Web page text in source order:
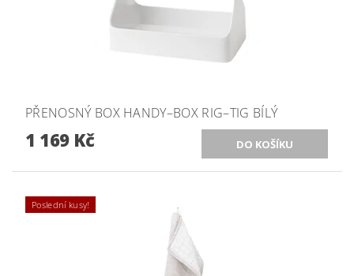
PŘENOSNÝ BOX HANDY–BOX RIG–TIG BÍLÝ
1 169 Kč
Poslední kusy!